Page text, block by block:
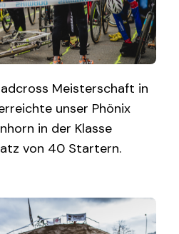
Meisterschaft in
unser Phönix
in der Klasse
von 40 Startern.